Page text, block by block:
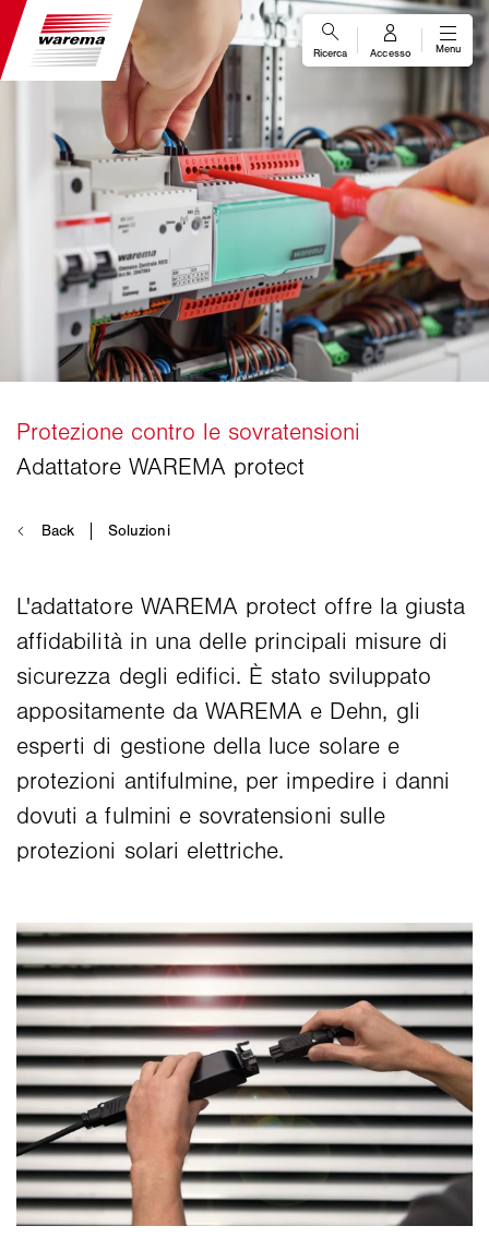
L'adattatore WAREMA protect offre la giusta
affidabilità in una delle principali misure di
sicurezza degli edifici. È stato sviluppato
appositamente da WAREMA e Dehn, gli
esperti di gestione della luce solare e
protezioni antifulmine, per impedire i danni
dovuti a fulmini e sovratensioni sulle
protezioni solari elettriche.